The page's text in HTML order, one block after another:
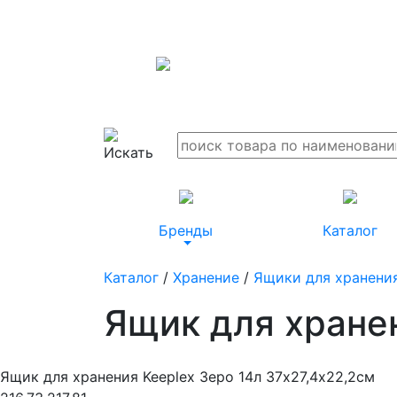
Бренды Каталог
Каталог / Хранение / Ящики для
Ящик для
Ящик для хранения Keeplex Зеро 14л 37х27,4х22,2см